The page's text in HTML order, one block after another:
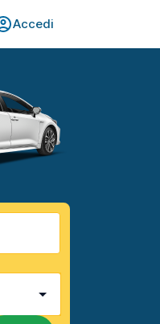
Accedi